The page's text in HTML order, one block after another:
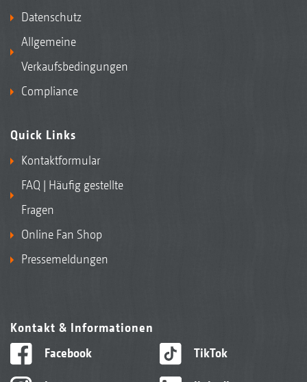
Datenschutz
Allgemeine
Verkaufsbedingungen
Compliance
Quick Links
Kontaktformular
FAQ | Häufig gestellte
Fragen
Online Fan Shop
Pressemeldungen
Kontakt & Informationen
Facebook
TikTok